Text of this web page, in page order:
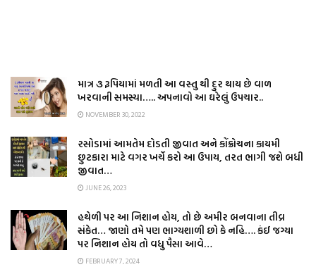
માત્ર ૩ રૂપિયામાં મળતી આ વસ્તુ થી દુર થાય છે વાળ
ખરવાની સમસ્યા….. અપનાવો આ ઘરેલું ઉપચાર..
NOVEMBER 30, 2022
રસોડામાં આમતેમ દોડતી જીવાત અને કોંક્રોચના કાયમી
છુટકારા માટે વગર ખર્ચે કરો આ ઉપાય, તરત ભાગી જશે બધી
જીવાત…
JUNE 26, 2023
હથેળી પર આ નિશાન હોય, તો છે અમીર બનવાના તીવ્ર
સંકેત… જાણો તમે પણ ભાગ્યશાળી છો કે નહિ…. કંઈ જગ્યા
પર નિશાન હોય તો વધુ પૈસા આવે…
FEBRUARY 7, 2024